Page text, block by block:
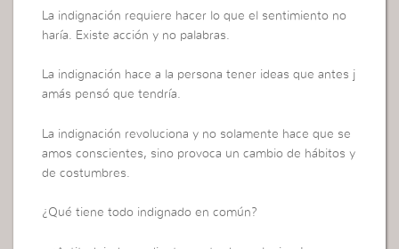
La indignación requiere hacer lo que el sentimiento no
haría. Existe acción y no palabras.
La indignación hace a la persona tener ideas que antes j
amás pensó que tendría.
La indignación revoluciona y no solamente hace que se
amos conscientes, sino provoca un cambio de hábitos y
de costumbres.
¿Qué tiene todo indignado en común?